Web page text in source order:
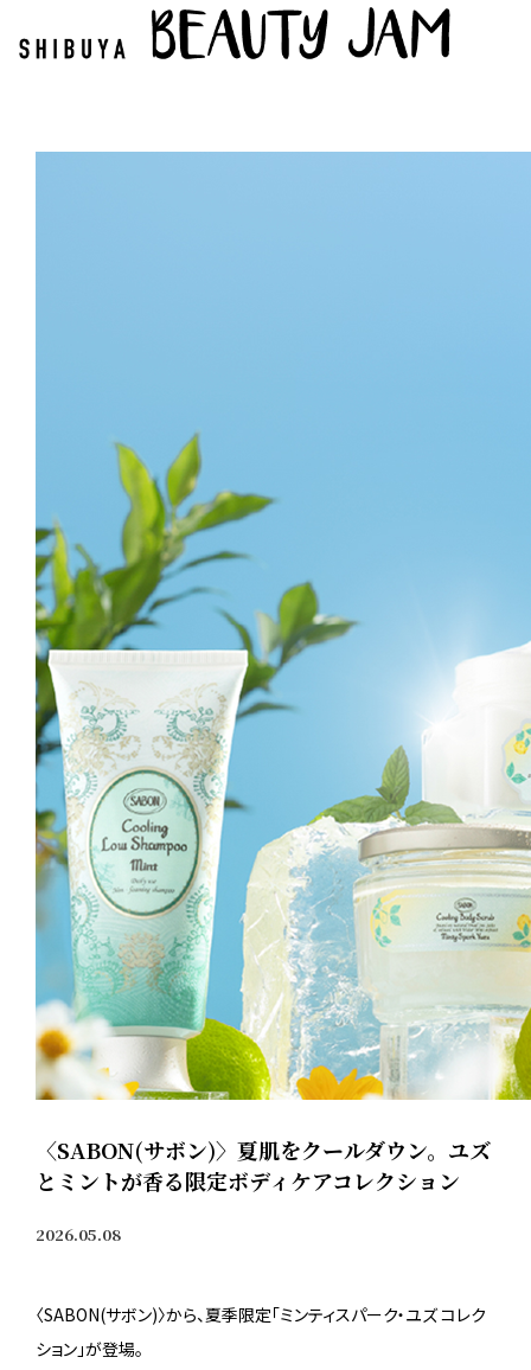
〈SABON(サボン)〉夏肌をクールダウン。ユズ
とミントが香る限定ボディケアコレクション
2026.05.08
〈SABON(サボン)〉から、夏季限定「ミンティスパーク・ユズ コレク
ション」が登場。